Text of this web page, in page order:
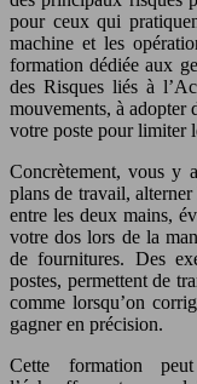
pour ceux qui
machine et les
formation dédiée aux
des Risques liés à
mouvements, à adopter
votre poste pour limiter
Concrètement, vous y
plans de travail,
entre les deux mains,
votre dos lors de la
de fournitures. Des
postes, permettent de
comme lorsqu’on
gagner en précision.
Cette formation